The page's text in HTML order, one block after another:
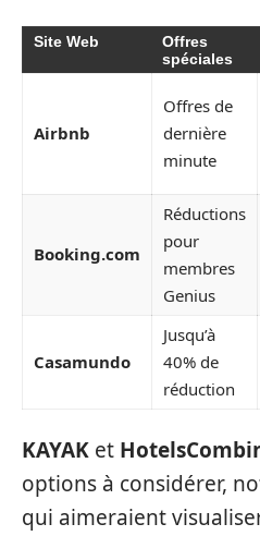
Site Web
Offres
spéciales
Airbnb
Offres de
dernière
minute
Booking.com
Réductions
pour
membres
Genius
Casamundo
Jusqu’à
40% de
réduction
KAYAK et
options à considérer,
qui aimeraient